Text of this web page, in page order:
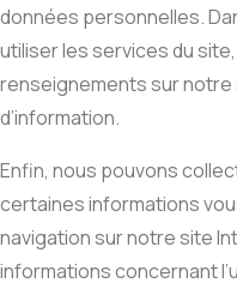
données personnelles.
utiliser les services du
renseignements sur
d’information.
Enfin, nous pouvons
certaines informations
navigation sur notre site
informations concernant